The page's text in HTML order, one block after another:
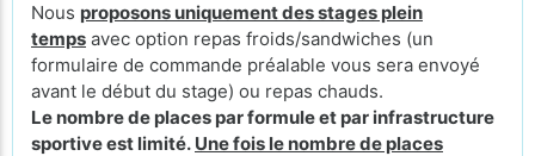
Nous proposons uniquement des stages plein
temps avec option repas froids/sandwiches (un
formulaire de commande préalable vous sera envoyé
avant le début du stage) ou repas chauds.
Le nombre de places par formule et par infrastructure
sportive est limité. Une fois le nombre de places